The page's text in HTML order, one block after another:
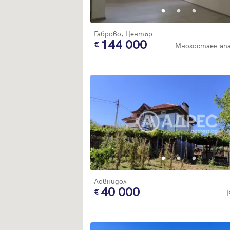
Габрово, Център
144 000 Многостаен
Ловнидол
40 000